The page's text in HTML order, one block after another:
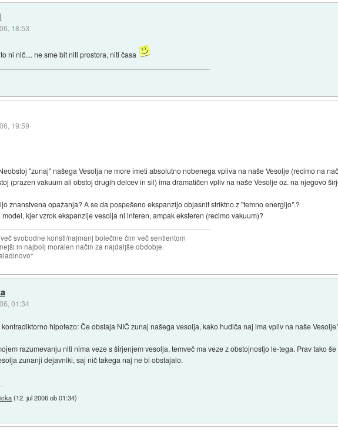
18:53
ni nič.... ne sme bit niti prostora, niti časa
19:59
"zunaj" našega Vesolja ne more imeti absolutno nobenega vpliva na naše Vesolje (recimo na
(prazen vakuum ali obstoj drugih delcev in sil) ima dramatičen vpliv na naše Vesolje oz. na njegovo
znanstvena opažanja? A se da pospešeno ekspanzijo objasnit striktno z "temno energijo".?
kjer vzrok ekspanzije vesolja ni interen, ampak eksteren (recimo vakuum)?
svobodne koristi/najmanj bolečine čim več sentientom
in najbolj moralen način za najdaljše obdobje.
01:34
hipotezo: Če obstaja NIČ zunaj našega vesolja, kako hudiča naj ima vpliv na naše
razumevanju niti nima veze s širjenjem vesolja, temveč ma veze z obstojnostjo le-tega. Prav tako
zunanji dejavniki, saj nič takega naj ne bi obstajalo.
(12. jul 2006 ob 01:34)